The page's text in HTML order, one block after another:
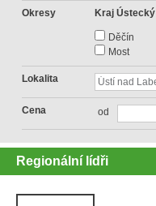
Okresy Kraj Ústecký
Děčín
Most
Lokalita
Cena od
Regionální lídři